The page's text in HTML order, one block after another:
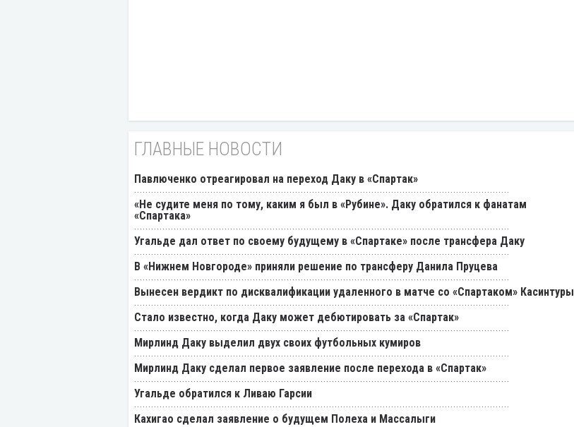
ГЛАВНЫЕ НОВОСТИ
Павлюченко отреагировал на переход Даку в «Спартак»
«Не судите меня по тому, каким я был в «Рубине». Даку обратился к фанатам
«Спартака»
Угальде дал ответ по своему будущему в «Спартаке» после трансфера Даку
В «Нижнем Новгороде» приняли решение по трансферу Данила Пруцева
Вынесен вердикт по дисквалификации удаленного в матче со «Спартаком» Касинтуры
Стало известно, когда Даку может дебютировать за «Спартак»
Мирлинд Даку выделил двух своих футбольных кумиров
Мирлинд Даку сделал первое заявление после перехода в «Спартак»
Угальде обратился к Ливаю Гарсии
Кахигао сделал заявление о будущем Полеха и Массалыги